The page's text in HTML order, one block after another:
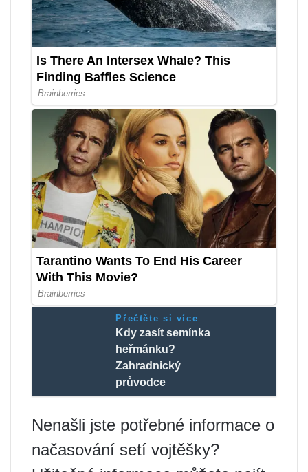
Přečtěte si více
Kdy zasít semínka
heřmánku?
Zahradnický
průvodce
Nenašli jste potřebné informace o
načasování setí vojtěšky?